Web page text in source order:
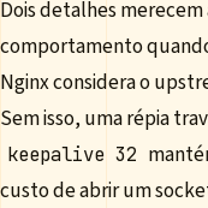
Dois detalhes
comportamento
Nginx considera o
Sem isso, uma répia
keepalive 32
custo de abrir um